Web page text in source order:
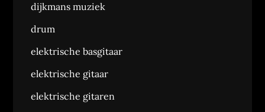
dijkmans muziek
drum
elektrische basgitaar
elektrische gitaar
elektrische gitaren